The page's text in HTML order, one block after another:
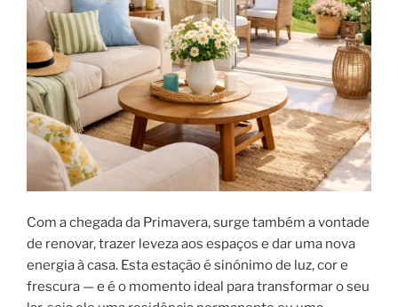
Com a chegada da Primavera, surge também a vontade
de renovar, trazer leveza aos espaços e dar uma nova
energia à casa. Esta estação é sinónimo de luz, cor e
frescura — e é o momento ideal para transformar o seu